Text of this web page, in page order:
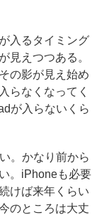
入るタイミング
見えつつある。
の影が見え始め
らなくなってく
が入らないくら
。かなり前から
。iPhoneも必要
けば来年くらい
のところは大丈